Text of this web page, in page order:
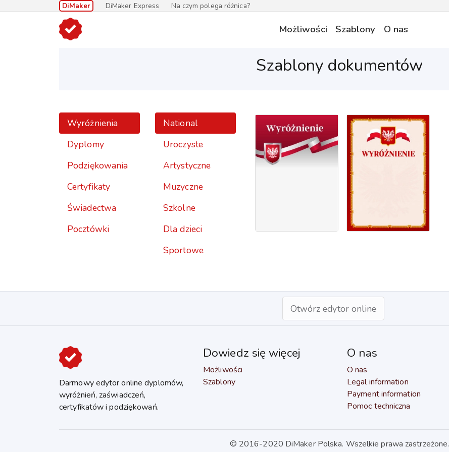
DiMaker DiMaker Express Na czym polega różnica?
Możliwości Szablony O nas
Szablony dokumentów
Wyróżnienia
Dyplomy
Podziękowania
Certyfikaty
Świadectwa
Pocztówki
National
Uroczyste
Artystyczne
Muzyczne
Szkolne
Dla dzieci
Sportowe
Otwórz edytor online
Darmowy edytor online dyplomów,
wyróżnień, zaświadczeń,
certyfikatów i podziękowań.
Dowiedz się więcej
Możliwości
Szablony
O nas
O nas
Legal information
Payment information
Pomoc techniczna
© 2016-2020 DiMaker Polska. Wszelkie prawa zastrzeżone.